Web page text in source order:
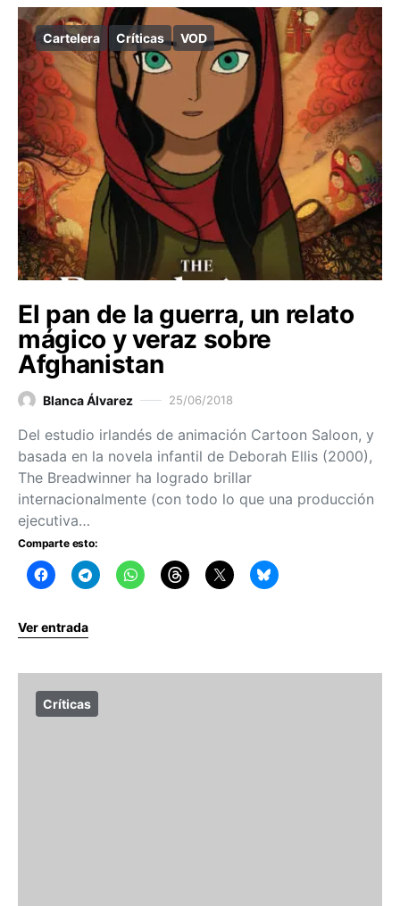
Cartelera Críticas VOD
El pan de la guerra, un relato
mágico y veraz sobre
Afghanistan
Blanca Álvarez 25/06/2018
Del estudio irlandés de animación Cartoon Saloon, y
basada en la novela infantil de Deborah Ellis (2000),
The Breadwinner ha logrado brillar
internacionalmente (con todo lo que una producción
ejecutiva…
Comparte esto:
Ver entrada
Críticas